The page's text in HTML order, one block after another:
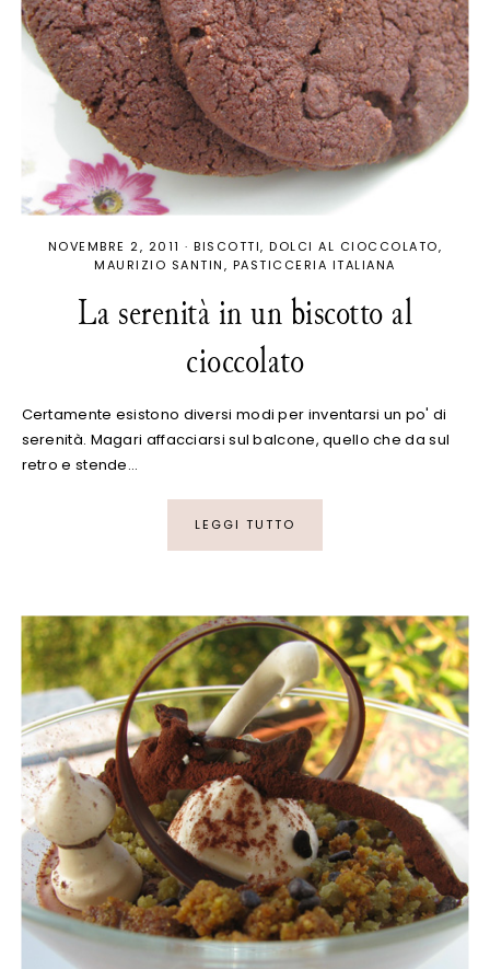
NOVEMBRE 2, 2011 · BISCOTTI DOLCI AL CIOCCOLATO
MAURIZIO SANTIN
PASTICCERIA ITALIANA
La serenità in un biscotto al
cioccolato
Certamente esistono diversi modi per inventarsi un po' di
serenità. Magari affacciarsi sul balcone, quello che da sul
retro e stende…
LEGGI TUTTO